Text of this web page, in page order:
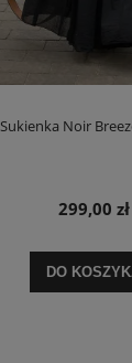
Sukienka Noir
299,00 zł
DO